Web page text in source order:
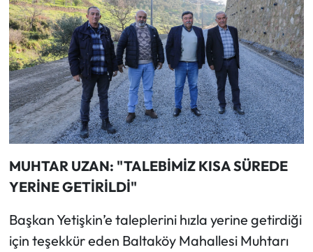
MUHTAR UZAN: "TALEBİMİZ KISA SÜREDE
YERİNE GETİRİLDİ"
Başkan Yetişkin’e taleplerini hızla yerine getirdiği
için teşekkür eden Baltaköy Mahallesi Muhtarı